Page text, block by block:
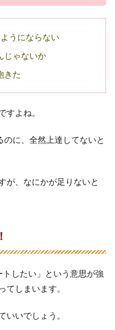
うにならない
じゃないか
きた
すよね。
に、全然上達してないと
が、なにかが足りないと
したい」という意思が強
てしまいます。
いいでしょう。